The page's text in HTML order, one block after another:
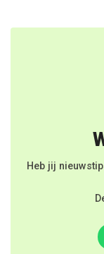
Heb jij